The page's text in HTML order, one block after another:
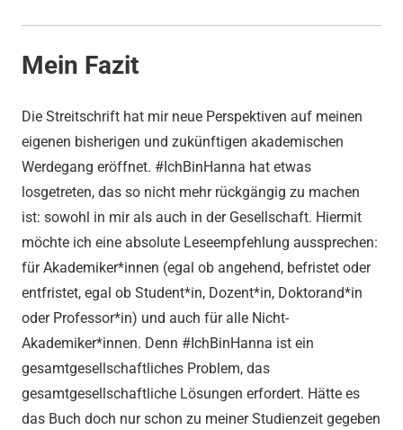
Mein Fazit
Die Streitschrift hat mir neue Perspektiven auf meinen
eigenen bisherigen und zukünftigen akademischen
Werdegang eröffnet. #IchBinHanna hat etwas
losgetreten, das so nicht mehr rückgängig zu machen
ist: sowohl in mir als auch in der Gesellschaft. Hiermit
möchte ich eine absolute Leseempfehlung aussprechen:
für Akademiker*innen (egal ob angehend, befristet oder
entfristet, egal ob Student*in, Dozent*in, Doktorand*in
oder Professor*in) und auch für alle Nicht-
Akademiker*innen. Denn #IchBinHanna ist ein
gesamtgesellschaftliches Problem, das
gesamtgesellschaftliche Lösungen erfordert. Hätte es
das Buch doch nur schon zu meiner Studienzeit gegeben